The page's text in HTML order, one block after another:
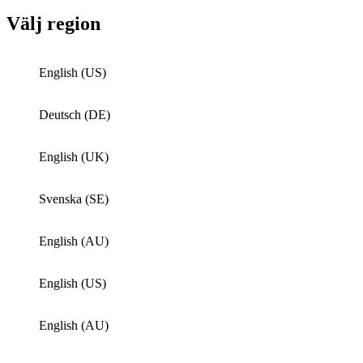
Välj region
English (US)
Deutsch (DE)
English (UK)
Svenska (SE)
English (AU)
English (US)
English (AU)